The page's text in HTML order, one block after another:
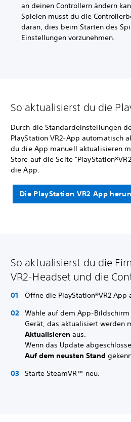
an deinen Controllern ändern
Spielen musst du die
daran, dies beim Starten des
Einstellungen vorzunehmen.
So aktualisierst du die
Durch die Standardeinstellungen
PlayStation VR2-App automatisch
du die App manuell aktualisieren
Store auf die Seite
die App.
Die PlayStation VR2 App
So aktualisierst du die
VR2-Headset und die
Öffne die PlayStation®VR2 App
Wähle auf dem App-Bildschirm
Gerät, das aktualisiert werden
Aktualisieren aus.
Wenn das Update
Auf dem neusten Stand
Starte SteamVR™ neu.